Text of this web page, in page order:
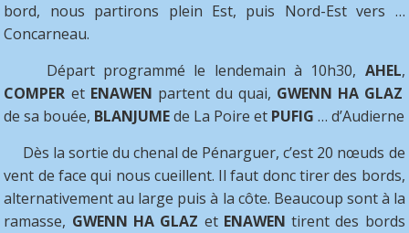
bord, nous partirons plein Est, puis Nord-Est vers …
Concarneau.
Départ programmé le lendemain à 10h30, AHEL,
COMPER etENAWEN partent du quai, GWENN HA GLAZ
de sa bouée, BLANJUMEde La Poire et PUFIG … d’Audierne
Dès la sortie du chenal de Pénarguer, c’est 20 nœuds de
vent de face qui nous cueillent. Il faut donc tirer des bords,
alternativement au large puis à la côte. Beaucoup sont à la
ramasse, GWENN HA GLAZ et ENAWENtirent des bords